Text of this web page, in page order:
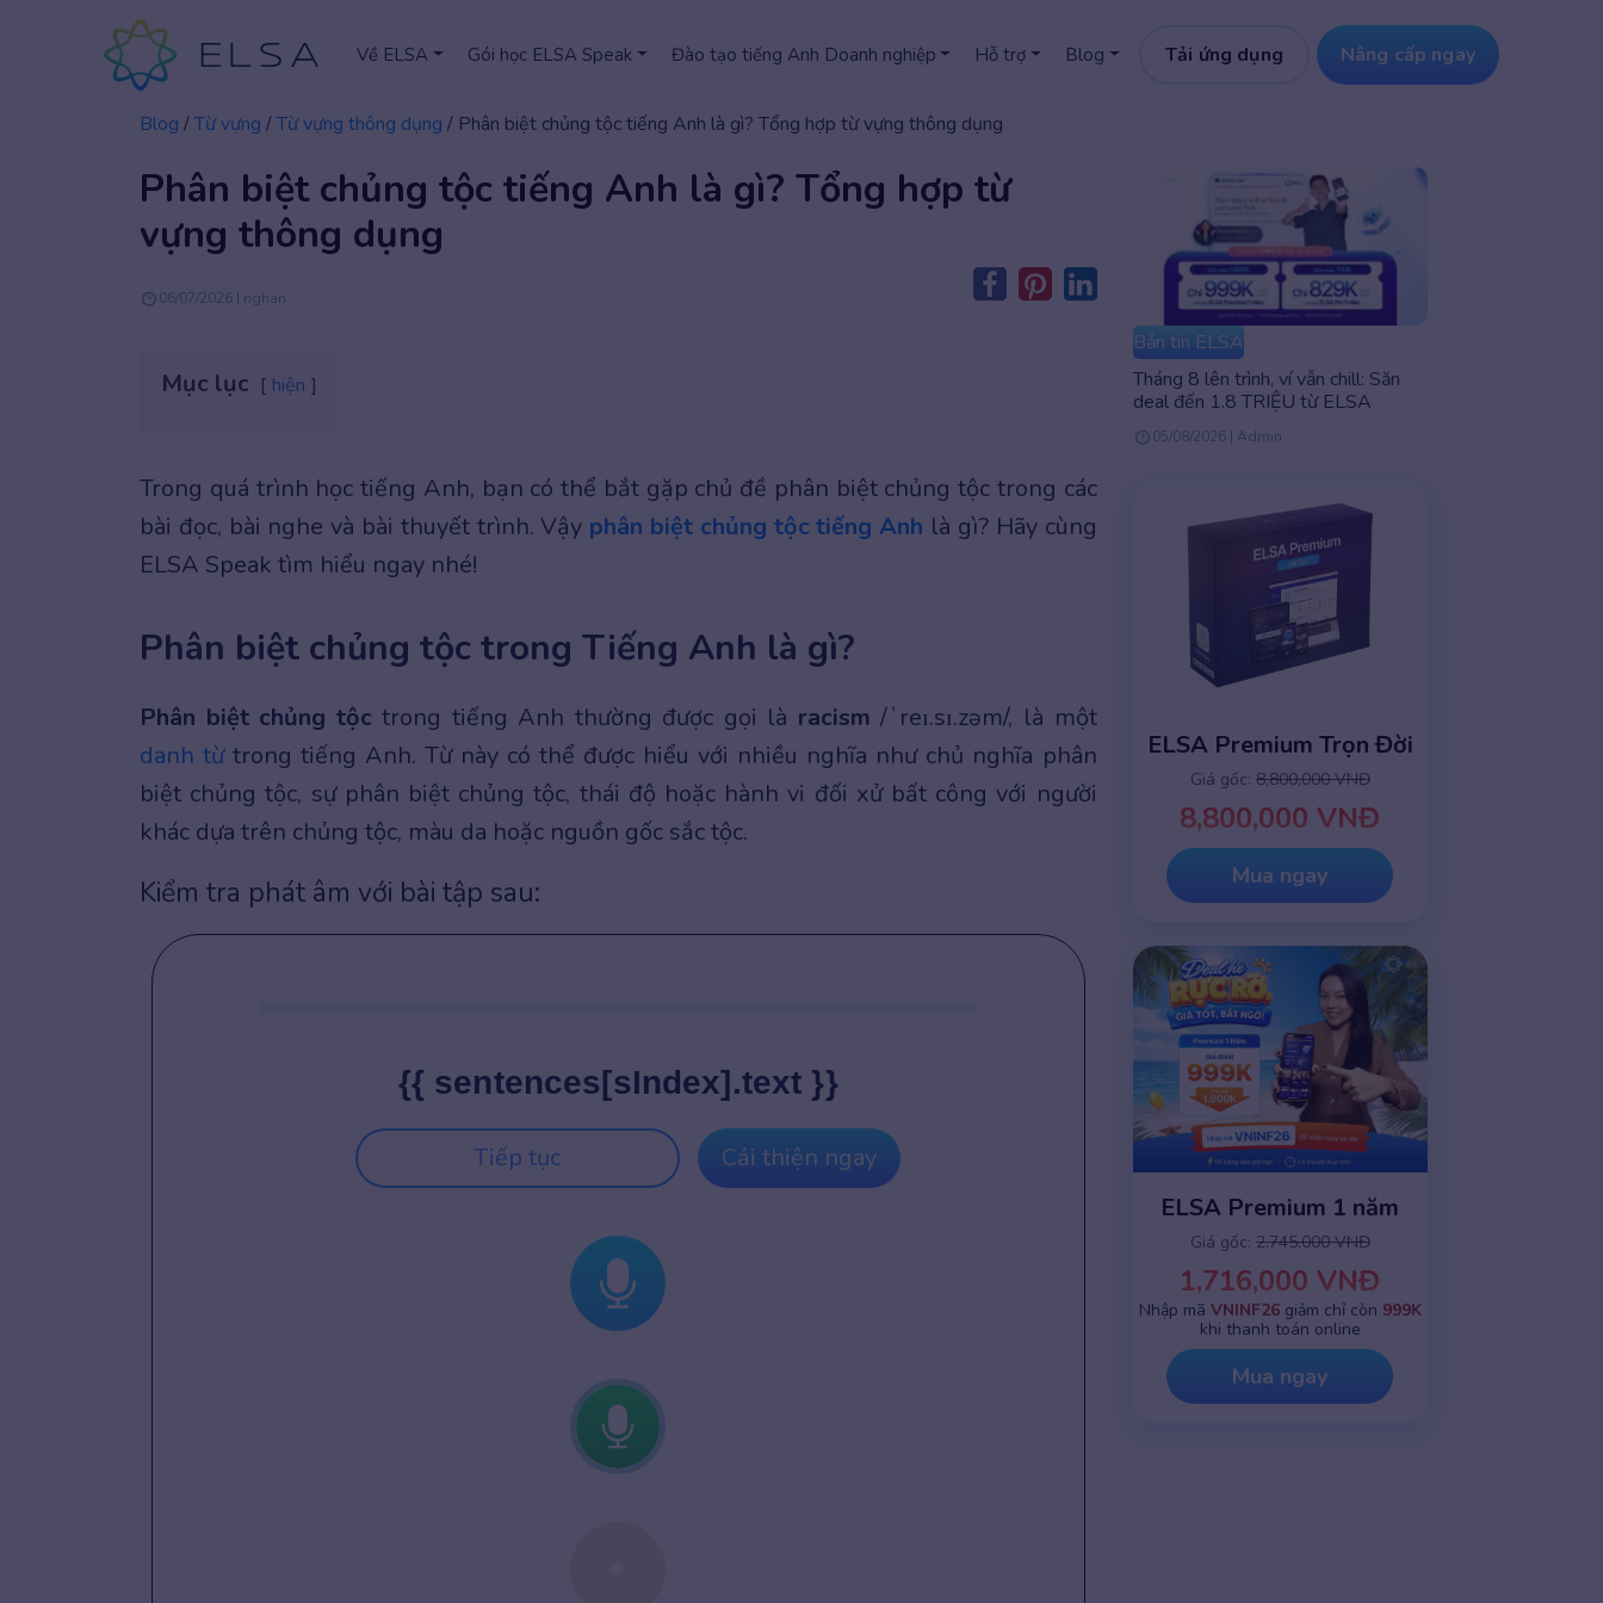
Về ELSA Gói học ELSA Speak Đào tạo tiếng Anh Doanh nghiệp Hỗ trợ Blog Tải ứng dụng Nâng cấp ngay
Blog /Từ vựng /Từ vựng thông dụng / Phân biệt chủng tộc tiếng Anh là gì? Tổng hợp từ vựng thông dụng
Phân biệt chủng tộc tiếng Anh là gì? Tổng hợp từ
vựng thông dụng
06/07/2026 | nghan
Mục lục hiện
Trong quá trình học tiếng Anh, bạn có thể bắt gặp chủ đề phân biệt chủng tộc trong các
bài đọc, bài nghe và bài thuyết trình. Vậy phân biệt chủng tộc tiếng Anh là gì? Hãy cùng
ELSA Speak tìm hiểu ngay nhé!
Phân biệt chủng tộc trong Tiếng Anh là gì?
Phân biệt chủng tộc trong tiếng Anh thường được gọi là racism /ˈreɪ.sɪ.zəm/, là một
danh từtrong tiếng Anh. Từ này có thể được hiểu với nhiều nghĩa như chủ nghĩa phân
biệt chủng tộc, sự phân biệt chủng tộc, thái độ hoặc hành vi đối xử bất công với người
khác dựa trên chủng tộc, màu da hoặc nguồn gốc sắc tộc.
Kiểm tra phát âm với bài tập sau:
{{ sentences[sIndex].text }}
Tiếp tục Cải thiện ngay
Bản tin ELSA
Tháng 8 lên trình, ví vẫn chill: Săn
deal đến 1.8 TRIỆU từ ELSA
05/08/2026 | Admin
ELSA Premium Trọn Đời
Giá gốc: 8,800,000 VNĐ
8,800,000 VNĐ
Mua ngay
ELSA Premium 1 năm
Giá gốc: 2,745,000 VNĐ
1,716,000 VNĐ
Nhập mã VNINF26giảm chỉ còn 999K
khi thanh toán online
Mua ngay